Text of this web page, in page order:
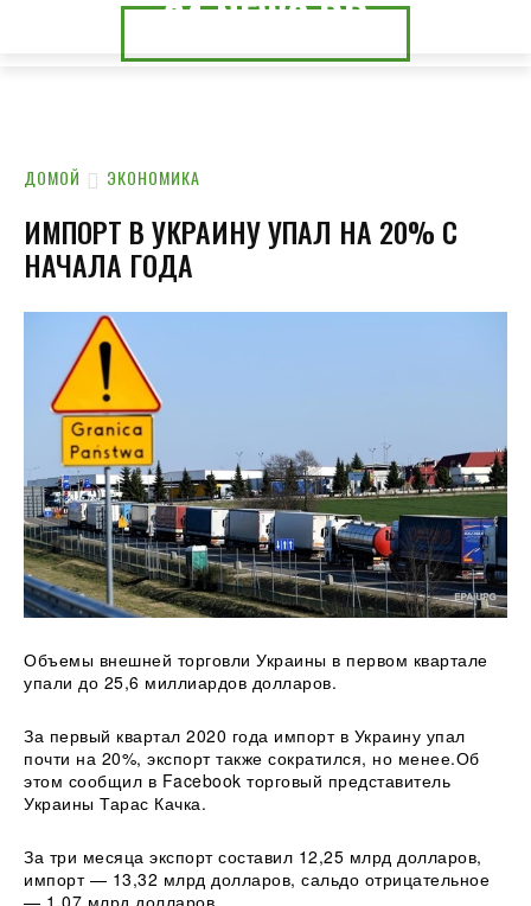
24.NEWS.CK
24.NEWS.DP
ДОМОЙ ЭКОНОМИКА
ИМПОРТ В УКРАИНУ УПАЛ НА 20% С
НАЧАЛА ГОДА
Объемы внешней торговли Украины в первом квартале
упали до 25,6 миллиардов долларов.
За первый квартал 2020 года импорт в Украину упал
почти на 20%, экспорт также сократился, но менее.Об
этом сообщил в Facebook торговый представитель
Украины Тарас Качка.
За три месяца экспорт составил 12,25 млрд долларов,
импорт — 13,32 млрд долларов, сальдо отрицательное
— 1,07 млрд долларов.